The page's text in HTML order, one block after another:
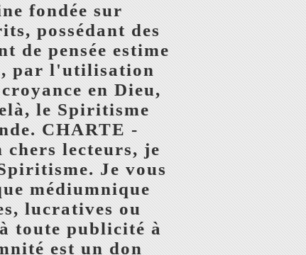
fondée sur
possédant des
de pensée estime
par l'utilisation
en Dieu,
le Spiritisme
CHARTE -
lecteurs, je
Je vous
médiumnique
lucratives ou
toute publicité à
est un don